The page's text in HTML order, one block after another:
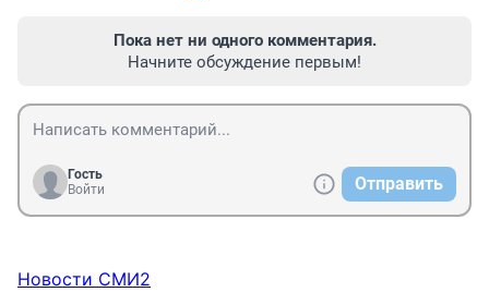
Пока нет ни одного комментария.
Начните обсуждение первым!
Гость
Войти
Отправить
Новости СМИ2